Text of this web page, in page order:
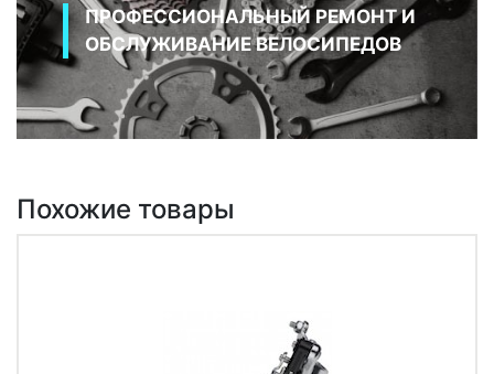
ПРОФЕССИОНАЛЬНЫЙ РЕМОНТ И
ОБСЛУЖИВАНИЕ ВЕЛОСИПЕДОВ
Похожие товары